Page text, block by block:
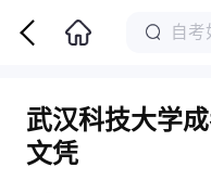
武汉科技大学
文凭